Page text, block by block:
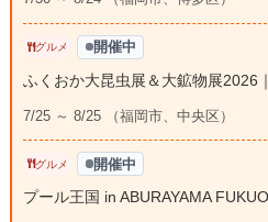
グルメ 開催中
ふくおか大昆虫展＆大鉱物展2026
7/25 ～ 8/25 （福岡市、中央区）
グルメ 開催中
プール王国 in ABURAYAMA